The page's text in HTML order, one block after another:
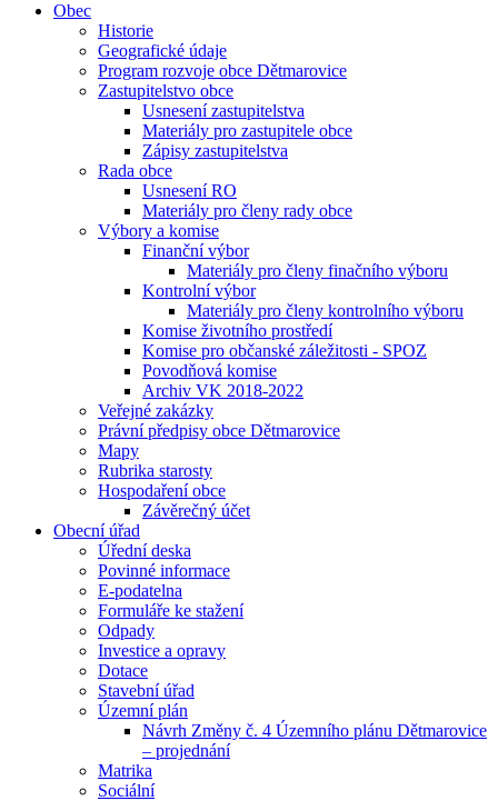
Obec
Historie
Geografické údaje
Program rozvoje obce Dětmarovice
Zastupitelstvo obce
Usnesení zastupitelstva
Materiály pro zastupitele obce
Zápisy zastupitelstva
Rada obce
Usnesení RO
Materiály pro členy rady obce
Výbory a komise
Finanční výbor
Materiály pro členy finačního výboru
Kontrolní výbor
Materiály pro členy kontrolního výboru
Komise životního prostředí
Komise pro občanské záležitosti - SPOZ
Povodňová komise
Archiv VK 2018-2022
Veřejné zakázky
Právní předpisy obce Dětmarovice
Mapy
Rubrika starosty
Hospodaření obce
Závěrečný účet
Obecní úřad
Úřední deska
Povinné informace
E-podatelna
Formuláře ke stažení
Odpady
Investice a opravy
Dotace
Stavební úřad
Územní plán
Návrh Změny č. 4 Územního plánu Dětmarovice
– projednání
Matrika
Sociální